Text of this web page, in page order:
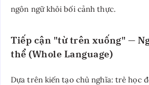
ngôn ngữ khỏi bối cảnh thực.
Tiếp cận "từ trên xuống" —
thể (Whole Language)
Dựa trên kiến tạo chủ nghĩa: trẻ học